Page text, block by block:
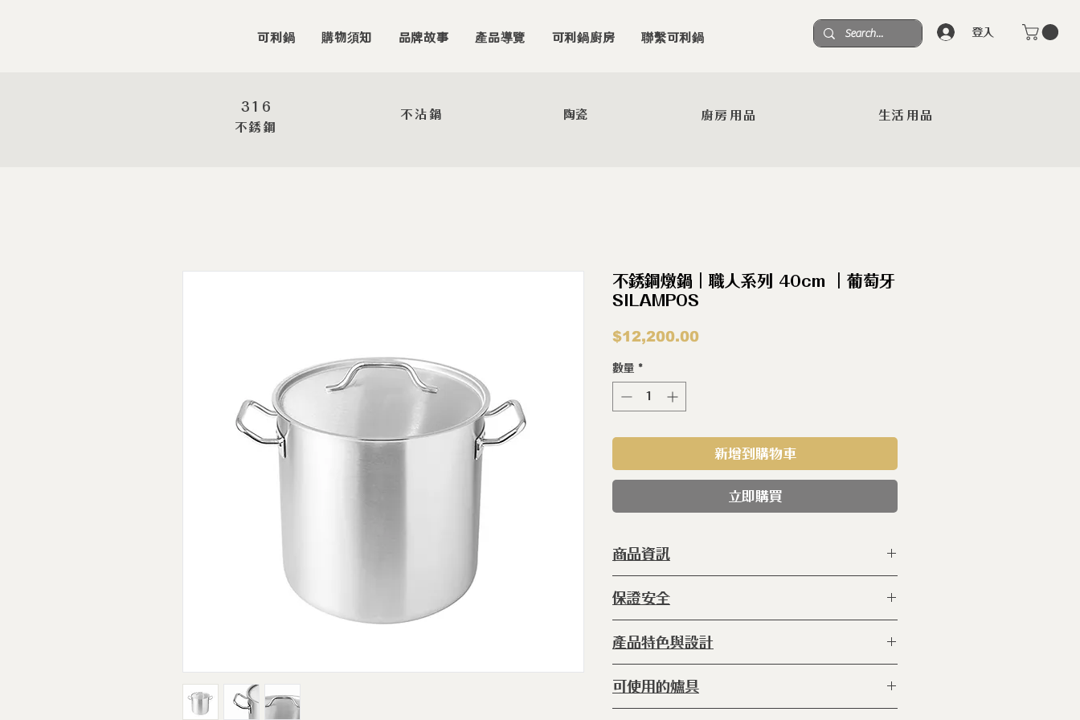
登入
可利鍋 購物須知 品牌故事 產品導覽 可利鍋廚房 聯繫可利鍋
不銹鋼燉鍋｜職人系列 40cm ｜葡萄牙
SILAMPOS
$12,200.00價
數量 *
新增到購物車
立即購買
商品資訊
種 類 ：
系 列 ：職人
等 級 ：316 食用級不鏽鋼
鍋 體 ：純鋼
尺 寸 ：H:40.5 cm L:49.6 𝓁
產 地 ：葡萄牙
保證安全
◆本產品完全不含
◆本產品完全不含 PFOS
產品特色與設計
可使用的爐具
316
​不銹鋼
陶瓷
不沾鍋 廚房用品 生活用品